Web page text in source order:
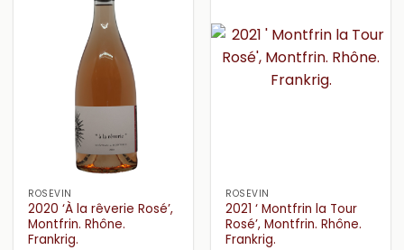
ROSÉVIN
2020 ‘À la rêverie Rosé’,
Montfrin. Rhône.
Frankrig.
ROSÉVIN
2021 ‘ Montfrin la Tour
Rosé’, Montfrin. Rhône.
Frankrig.